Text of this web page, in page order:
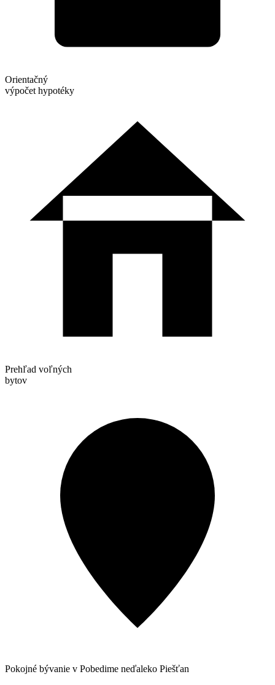
Orientačný
výpočet hypotéky
Prehľad voľných
bytov
Pokojné bývanie v Pobedime neďaleko Piešťan